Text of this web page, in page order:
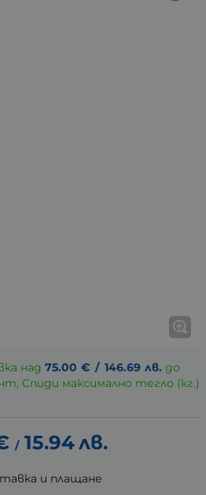
над 75.00 € / 146.69 лв. до
Спиди максимално тегло (кг.)
/ 15.94лв.
и плащане